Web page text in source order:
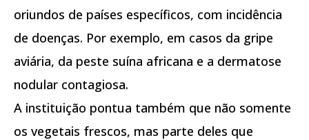
oriundos de países específicos, com incidência
de doenças. Por exemplo, em casos da gripe
aviária, da peste suína africana e a dermatose
nodular contagiosa.
A instituição pontua também que não somente
os vegetais frescos, mas parte deles que